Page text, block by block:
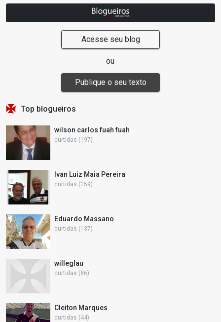
Acesse seu blog
ou
Publique o seu texto
Top blogueiros
wilson carlos fuah fuah
curtidas (197)
Ivan Luiz Maia Pereira
curtidas (159)
Eduardo Massano
curtidas (137)
willeglau
curtidas (86)
Cleiton Marques
curtidas (44)